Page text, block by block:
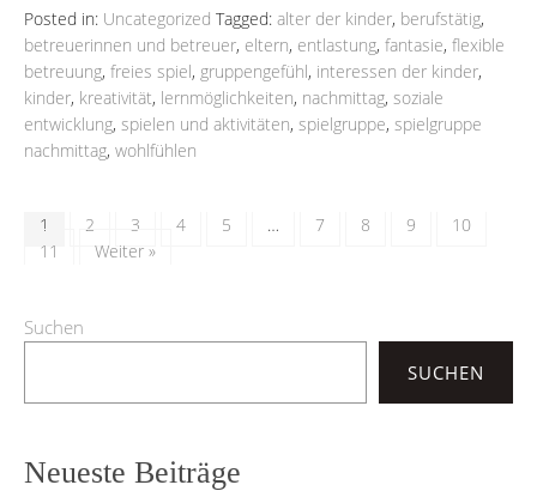
Posted in: Uncategorized Tagged: alter der kinder, berufstätig,
betreuerinnen und betreuer, eltern, entlastung, fantasie, flexible
betreuung, freies spiel, gruppengefühl, interessen der kinder,
kinder, kreativität, lernmöglichkeiten, nachmittag, soziale
entwicklung, spielen und aktivitäten, spielgruppe, spielgruppe
nachmittag, wohlfühlen
1 2 3 4 5 … 7 8 9
10
11
Weiter »
Suchen
SUCHEN
Neueste Beiträge